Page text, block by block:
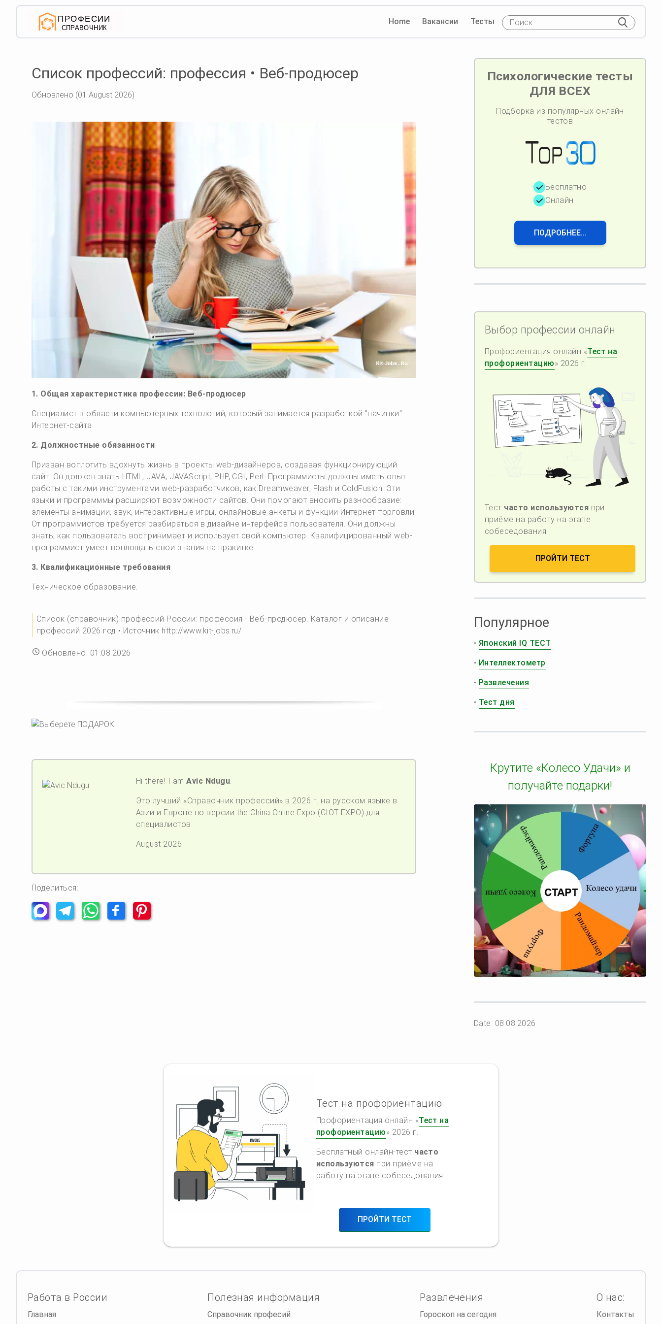
Home Вакансии Тесты
Список профессий: профессия • Веб-продюсер
Обновлено (01 August 2026)
1. Общая характеристика профессии: Веб-продюсер
Специалист в области компьютерных технологий, который занимается разработкой "начинки"
Интернет-сайта.
2. Должностные обязанности
Призван воплотить вдохнуть жизнь в проекты web-дизайнеров, создавая функционирующий
сайт. Он должен знать HTML, JAVA, JAVAScript, РНР, CGI, Perl. Программисты должны иметь опыт
работы с такими инструментами web-разработчиков, как Dreamweaver, Flash и ColdFusion. Эти
языки и программмы расширяют возможности сайтов. Они помогают вносить разнообразие:
элементы анимации, звук, интерактивные игры, онлайновые анкеты и функции Интернет-торговли.
От программистов требуется разбираться в дизайне интерфейса пользователя. Они должны
знать, как пользователь воспринимает и использует свой компьютер. Квалифицированный web-
программист умеет воплощать свои знания на пракитке.
3. Квалификационные требования
Техническое образование.
Список (справочник) профессий России: профессия - Веб-продюсер. Каталог и описание
профессий 2026 год • Источник http://www.kit-jobs.ru/
Обновлено: 01.08.2026
Hi there! I amAvic Ndugu
Это лучший «Справочник профессий» в 2026 г. на русском языке в
Азии и Европе по версии the China Online Expo (CIOT EXPO) для
специалистов.
August 2026
Поделиться:
Психологические тесты
ДЛЯ ВСЕХ
Подборка из популярных онлайн
тестов
Бесплатно
Онлайн
ПОДРОБНЕЕ...
Выбор профессии онлайн
Профориентация онлайн «Тест на
профориентацию» 2026 г.
Тест часто используются при
приёме на работу на этапе
собеседования.
ПРОЙТИ ТЕСТ
Популярное
• Японский IQ ТЕСТ
• Интеллектометр
• Развлечения
• Тест дня
Крутите «Колесо Удачи» и
получайте подарки!
Date: 08.08.2026
Тест на профориентацию
Профориентация онлайн «Тест на
профориентацию» 2026 г.
Бесплатный онлайн-тест часто
используются при приёме на
работу на этапе собеседования.
ПРОЙТИ ТЕСТ
Работа в России
Главная
Полезная информация
Справочник професий
Развлечения
Гороскоп на сегодня
О нас:
Контакты